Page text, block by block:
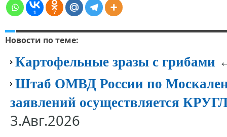
1 7
Новости по теме:
Картофельные зразы с грибами
Штаб ОМВД России по
заявлений осуществляется
3.Авг.2026